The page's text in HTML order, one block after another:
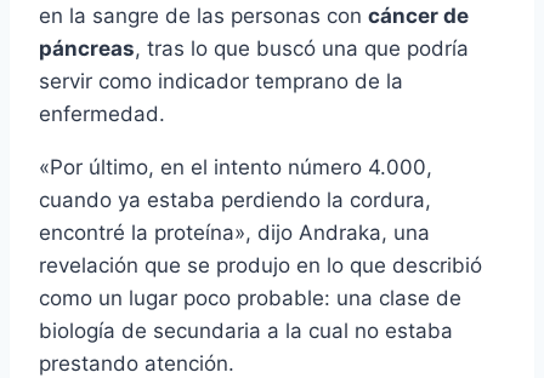
en la sangre de las personas con cáncer de
páncreas, tras lo que buscó una que podrí­a
servir como indicador temprano de la
enfermedad.
«Por último, en el intento número 4.000,
cuando ya estaba perdiendo la cordura,
encontré la proteí­na», dijo Andraka, una
revelación que se produjo en lo que describió
como un lugar poco probable: una clase de
biologí­a de secundaria a la cual no estaba
prestando atención.